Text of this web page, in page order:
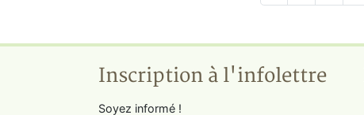
Inscription à l'infolettre
Soyez informé !